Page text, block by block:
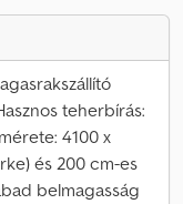
teherbírás:
4100 x
és 200 cm-es
belmagasság